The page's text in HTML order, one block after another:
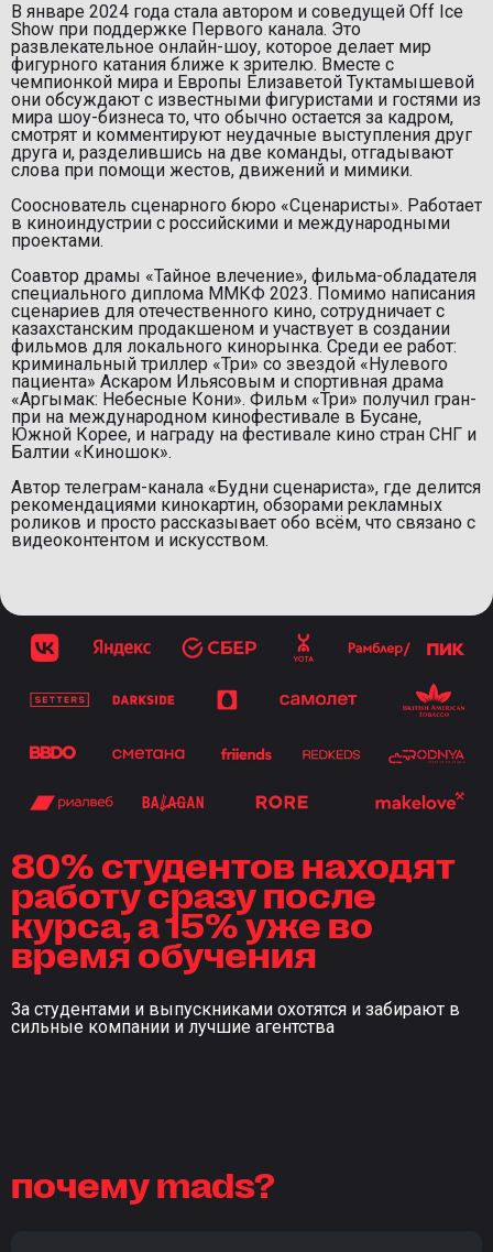
В январе 2024 года стала автором и соведущей Off Ice
Show при поддержке Первого канала. Это
развлекательное онлайн-шоу, которое делает мир
фигурного катания ближе к зрителю. Вместе с
чемпионкой мира и Европы Елизаветой Туктамышевой
они обсуждают с известными фигуристами и гостями из
мира шоу-бизнеса то, что обычно остается за кадром,
смотрят и комментируют неудачные выступления друг
друга и, разделившись на две команды, отгадывают
слова при помощи жестов, движений и мимики.
Сооснователь сценарного бюро «Сценаристы». Работает
в киноиндустрии с российскими и международными
проектами.
Соавтор драмы «Тайное влечение», фильма-обладателя
специального диплома ММКФ 2023. Помимо написания
сценариев для отечественного кино, сотрудничает с
казахстанским продакшеном и участвует в создании
фильмов для локального кинорынка. Среди ее работ:
криминальный триллер «Три» со звездой «Нулевого
пациента» Аскаром Ильясовым и спортивная драма
«Аргымак: Небесные Кони». Фильм «Три» получил гран-
при на международном кинофестивале в Бусане,
Южной Корее, и награду на фестивале кино стран СНГ и
Балтии «Киношок».
Автор телеграм-канала «Будни сценариста», где делится
рекомендациями кинокартин, обзорами рекламных
роликов и просто рассказывает обо всём, что связано с
видеоконтентом и искусством.
80% студентов находят
работу сразу после
курса, а 15% уже во
время обучения
За студентами и выпускниками охотятся и забирают в
сильные компании и лучшие агентства
почему mads?